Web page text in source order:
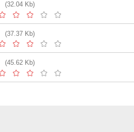
(32.04 Kb)
(37.37 Kb)
(45.62 Kb)